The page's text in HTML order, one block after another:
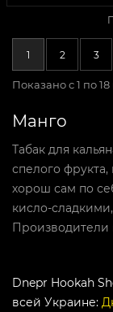
1 2 3
Показано с 1 по
Манго
Табак для
спелого
хорош сам по
кисло-
Производители
Что мы
Dnepr Hookah
всей Украине: